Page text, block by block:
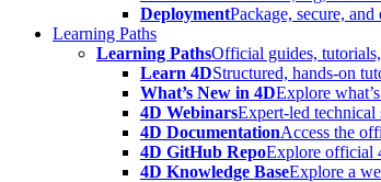
DeploymentPackage, secure,
Learning Paths
Learning PathsOfficial guides,
Learn 4DStructured, hands-on
What’s New in 4DExplore
4D WebinarsExpert-led technical
4D DocumentationAccess the
4D GitHub RepoExplore official
4D Knowledge BaseExplore a